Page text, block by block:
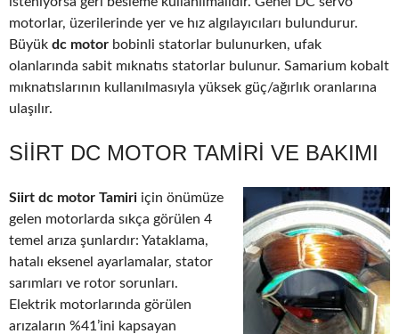
motorlar, üzerilerinde yer ve hız algılayıcıları bulundurur.
Büyük dc motor bobinli statorlar bulunurken, ufak
olanlarında sabit mıknatıs statorlar bulunur. Samarium kobalt
mıknatıslarının kullanılmasıyla yüksek güç/ağırlık oranlarına
ulaşılır.
SIIRT DC MOTOR TAMIRI VE BAKIMI
Siirt dc motor Tamiri için önümüze
gelen motorlarda sıkça görülen 4
temel arıza şunlardır: Yataklama,
hatalı eksenel ayarlamalar, stator
sarımları ve rotor sorunları.
Elektrik motorlarında görülen
arızaların %41’ini kapsayan